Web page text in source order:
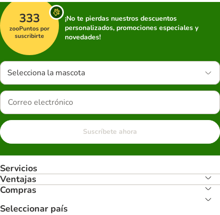
333
zooPuntos por
suscribirte
¡No te pierdas nuestros descuentos
personalizados, promociones especiales y
novedades!
Selecciona la mascota
Suscríbete ahora
Servicios
Ventajas
Compras
Seleccionar país